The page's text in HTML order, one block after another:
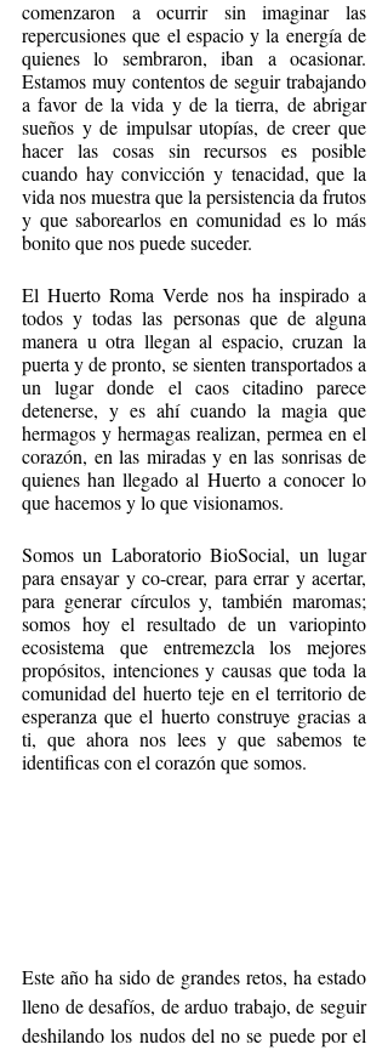
comenzaron a ocurrir sin imaginar las
repercusiones que el espacio y la energía de
quienes lo sembraron, iban a ocasionar.
Estamos muy contentos de seguir trabajando
a favor de la vida y de la tierra, de abrigar
sueños y de impulsar utopías, de creer que
hacer las cosas sin recursos es posible
cuando hay convicción y tenacidad, que la
vida nos muestra que la persistencia da frutos
y que saborearlos en comunidad es lo más
bonito que nos puede suceder.
El Huerto Roma Verde nos ha inspirado a
todos y todas las personas que de alguna
manera u otra llegan al espacio, cruzan la
puerta y de pronto, se sienten transportados a
un lugar donde el caos citadino parece
detenerse, y es ahí cuando la magia que
hermagos y hermagas realizan, permea en el
corazón, en las miradas y en las sonrisas de
quienes han llegado al Huerto a conocer lo
que hacemos y lo que visionamos.
Somos un Laboratorio BioSocial, un lugar
para ensayar y co-crear, para errar y acertar,
para generar círculos y, también maromas;
somos hoy el resultado de un variopinto
ecosistema que entremezcla los mejores
propósitos, intenciones y causas que toda la
comunidad del huerto teje en el territorio de
esperanza que el huerto construye gracias a
ti, que ahora nos lees y que sabemos te
identificas con el corazón que somos.
Este año ha sido de grandes retos, ha estado
lleno de desafíos, de arduo trabajo, de seguir
deshilando los nudos del no se puede por el